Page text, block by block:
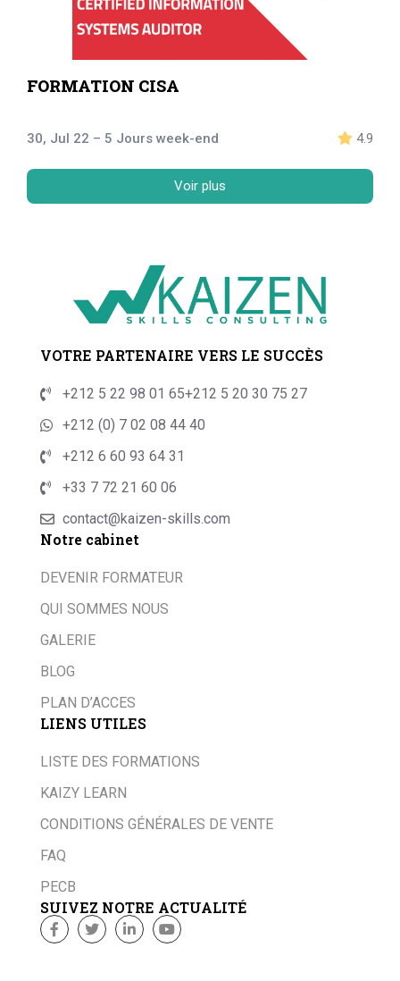
FORMATION CISA
30, Jul 22 – 5 Jours week-end 4.9
Voir plus
VOTRE PARTENAIRE VERS LE SUCCÈS
+212 5 22 98 01 65+212 5 20 30 75 27
+212 (0) 7 02 08 44 40
+212 6 60 93 64 31
+33 7 72 21 60 06
contact@kaizen-skills.com
Notre cabinet
DEVENIR FORMATEUR
QUI SOMMES NOUS
GALERIE
BLOG
PLAN D’ACCES
LIENS UTILES
LISTE DES FORMATIONS
KAIZY LEARN
CONDITIONS GÉNÉRALES DE VENTE
FAQ
PECB
SUIVEZ NOTRE ACTUALITÉ